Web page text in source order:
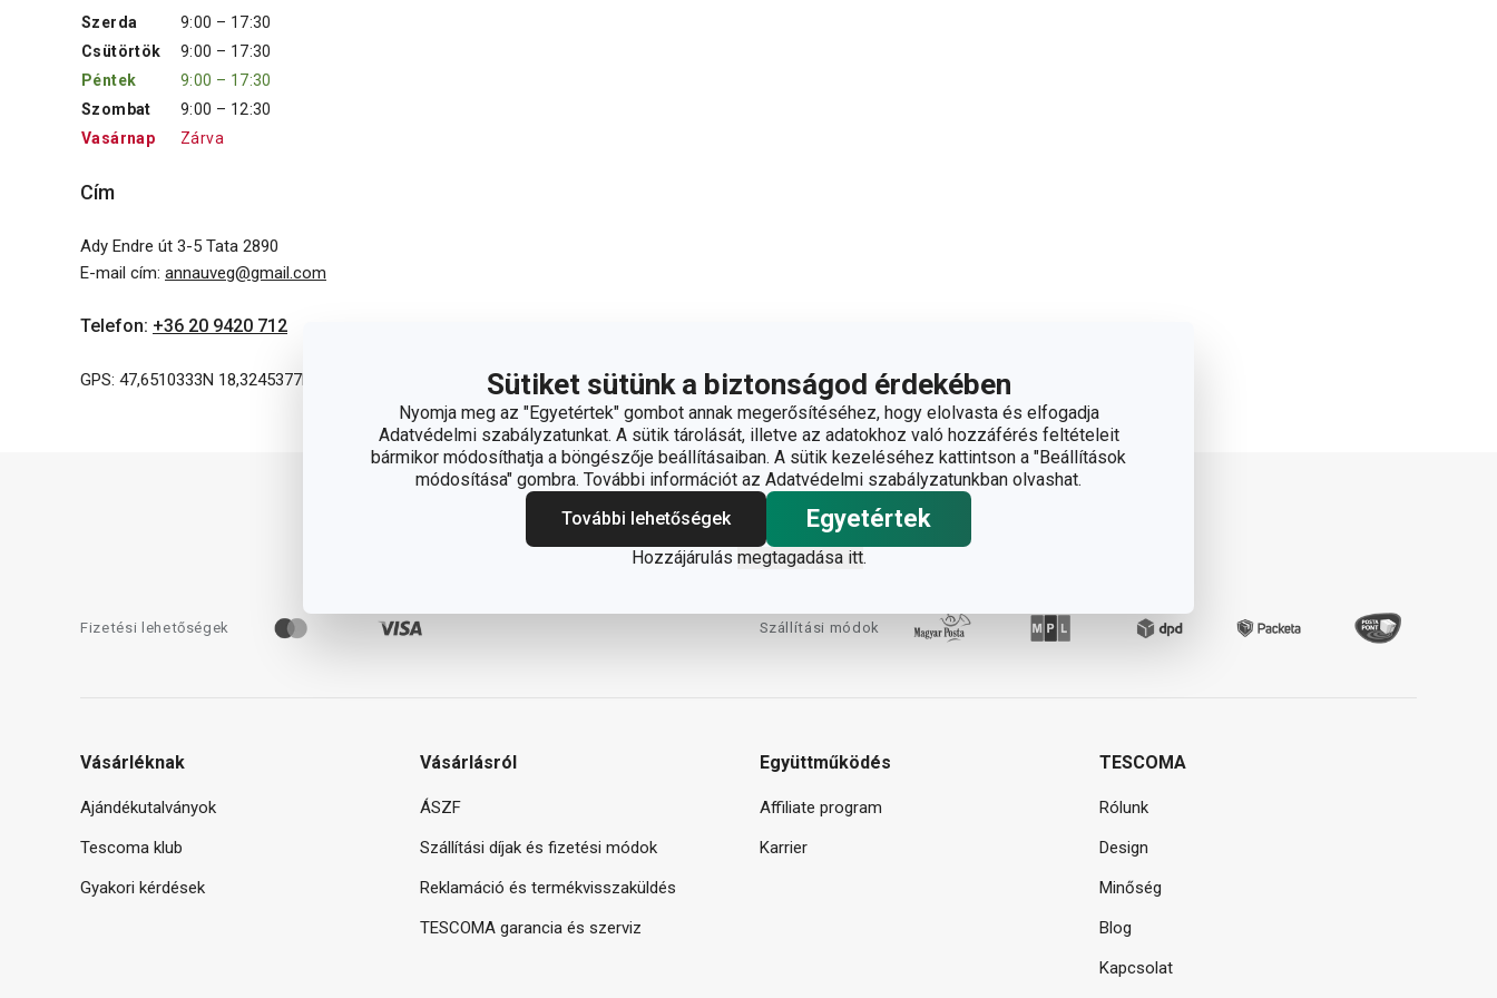
Sütiket sütünk a biztonságod érdekében
Nyomja meg az "Egyetértek" gombot annak megerősítéséhez, hogy elolvasta és elfogadja
Adatvédelmi szabályzatunkat. A sütik tárolását, illetve az adatokhoz való hozzáférés feltételeit
bármikor módosíthatja a böngészője beállításaiban. A sütik kezeléséhez kattintson a "Beállítások
módosítása" gombra. További információt az Adatvédelmi szabályzatunkban olvashat.
További lehetőségek
Egyetértek
Hozzájárulás megtagadása itt.
Szerda
9:00 – 17:30
Csütörtök
9:00 – 17:30
Péntek
9:00 – 17:30
Szombat
9:00 – 12:30
Vasárnap
Zárva
Cím
Ady Endre út 3-5 Tata 2890
E-mail cím: annauveg@gmail.com
Telefon: +36 20 9420 712
GPS: 47,6510333N 18,3245377E
Fizetési lehetőségek Szállítási módok
Vásárléknak
Ajándékutalványok
Tescoma klub
Gyakori kérdések
Vásárlásról
ÁSZF
Szállítási díjak és fizetési módok
Reklamáció és termékvisszaküldés
TESCOMA garancia és szerviz
Együttműködés
Affiliate program
Karrier
TESCOMA
Rólunk
Design
Minőség
Blog
Kapcsolat